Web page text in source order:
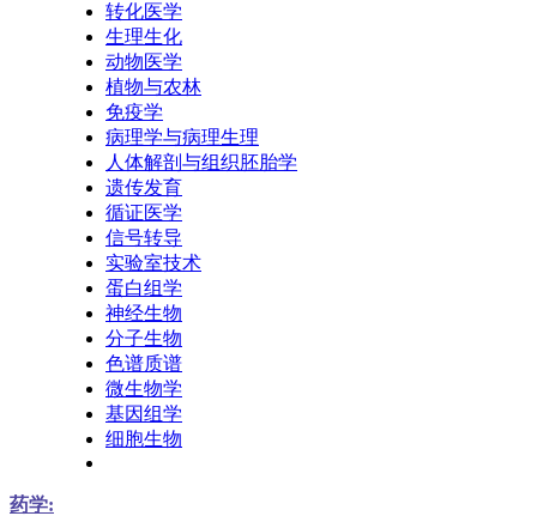
转化医学
生理生化
动物医学
植物与农林
免疫学
病理学与病理生理
人体解剖与组织胚胎学
遗传发育
循证医学
信号转导
实验室技术
蛋白组学
神经生物
分子生物
色谱质谱
微生物学
基因组学
细胞生物
药学: